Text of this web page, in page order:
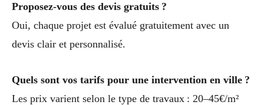
Proposez-vous des devis gratuits ?
Oui, chaque projet est évalué gratuitement avec un
devis clair et personnalisé.
Quels sont vos tarifs pour une intervention en ville ?
Les prix varient selon le type de travaux : 20–45€/m²